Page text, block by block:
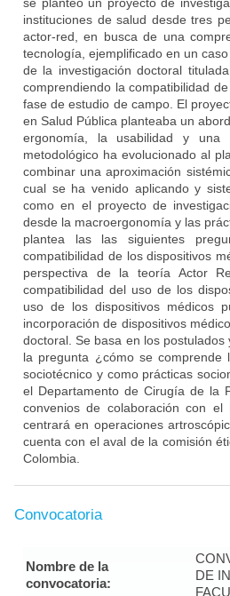
instituciones de salud desde tres
actor-red, en busca de una
tecnología, ejemplificado en un
de la investigación doctoral
comprendiendo la compatibilidad
fase de estudio de campo. El
en Salud Pública planteaba un
ergonomía, la usabilidad y una
metodológico ha evolucionado al
combinar una aproximación
cual se ha venido aplicando y
como en el proyecto de
desde la macroergonomía y las
plantea las las siguientes
compatibilidad de los dispositivos
perspectiva de la teoría Actor
compatibilidad del uso de los
uso de los dispositivos médicos
incorporación de dispositivos
doctoral. Se basa en los
la pregunta ¿cómo se comprende
sociotécnico y como prácticas
el Departamento de Cirugía de la
convenios de colaboración con
centrará en operaciones
cuenta con el aval de la comisión
Colombia.
Convocatoria
Nombre de la
convocatoria:
DE